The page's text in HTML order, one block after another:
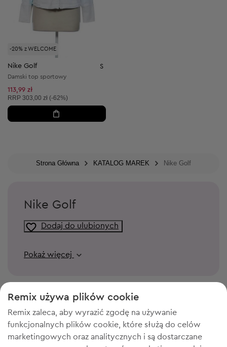
-20% z WELCOME
Nike Golf S
Damski top sportowy
113,99 zł
Cena sugerowana:
RRP 303,00 zł (-62%)
Strona Główna KATALOG MAREK Nike Golf
Nike Golf
Dodaj do ulubionych
Pokaż więcej
Remix używa plików cookie
Remix zaleca, aby wyrazić zgodę na używanie
funkcjonalnych plików cookie, które służą do celów
marketingowych oraz analitycznych i są dostarczane